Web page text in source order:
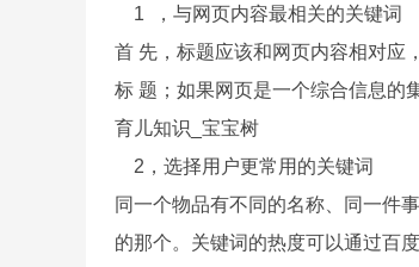
1 ，与网页内容最相关的关键词
首 先，标题应该和网页内容相对应
标 题；如果网页是一个综合信息的
育儿知识_宝宝树
2，选择用户更常用的关键词
同一个物品有不同的名称、同一件
的那个。关键词的热度可以通过百